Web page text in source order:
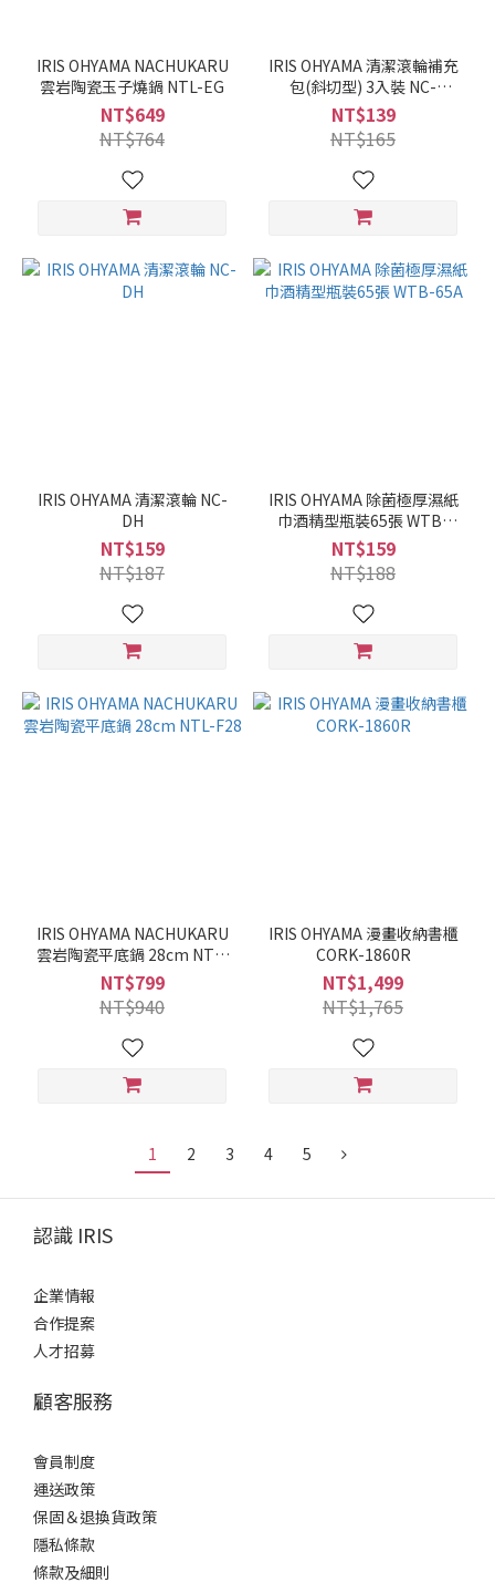
IRIS OHYAMA NACHUKARU
雲岩陶瓷玉子燒鍋 NTL-EG
NT$649
NT$764
IRIS OHYAMA 清潔滾輪補充
包(斜切型) 3入裝 NC-
SH903P
NT$139
NT$165
IRIS OHYAMA 清潔滾輪 NC-
DH
NT$159
NT$187
IRIS OHYAMA 除菌極厚濕紙
巾酒精型瓶裝65張 WTB-
65A
NT$159
NT$188
IRIS OHYAMA NACHUKARU
雲岩陶瓷平底鍋 28cm NTL-
F28
NT$799
NT$940
IRIS OHYAMA 漫畫收納書櫃
CORK-1860R
NT$1,499
NT$1,765
1 2 3 4 5
認識 IRIS
企業情報
合作提案
人才招募
顧客服務
會員制度
運送政策
保固＆退換貨政策
隱私條款
條款及細則